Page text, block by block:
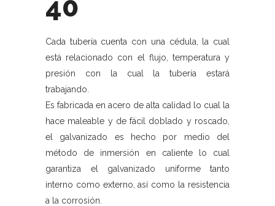
40
Cada tubería cuenta con una cédula, la cual
está relacionado con el flujo, temperatura y
presión con la cual la tubería estará
trabajando.
Es fabricada en acero de alta calidad lo cual la
hace maleable y de fácil doblado y roscado,
el galvanizado es hecho por medio del
método de inmersión en caliente lo cual
garantiza el galvanizado uniforme tanto
interno como externo, así como la resistencia
a la corrosión.